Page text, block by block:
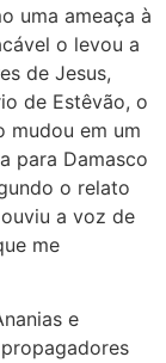
uma ameaça à
o levou a
de Jesus,
de Estêvão, o
mudou em um
para Damasco
o relato
a voz de
me
e